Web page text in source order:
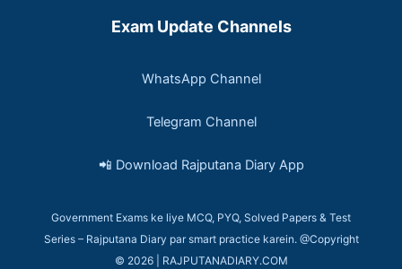
Exam Update Channels
WhatsApp Channel
Telegram Channel
📲 Download Rajputana Diary App
Government Exams ke liye MCQ, PYQ, Solved Papers & Test
Series – Rajputana Diary par smart practice karein. @Copyright
© 2026 | RAJPUTANADIARY.COM